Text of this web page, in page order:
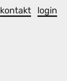
kontakt login